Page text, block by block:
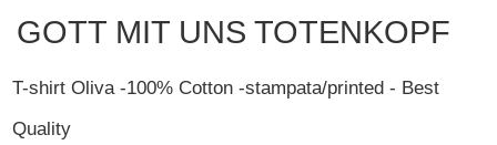
GOTT MIT UNS TOTENKOPF
T-shirt Oliva -100% Cotton -stampata/printed - Best
Quality